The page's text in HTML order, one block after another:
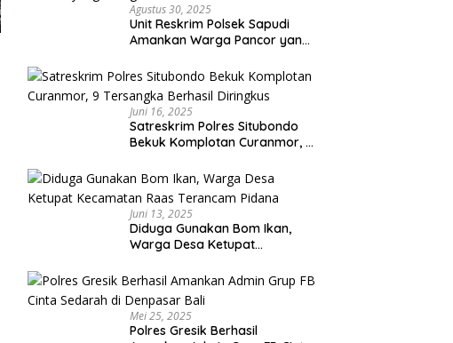
Agustus 30, 2025
Unit Reskrim Polsek Sapudi
Amankan Warga Pancor yang
Juni 16, 2025
Satreskrim Polres Situbondo
Bekuk Komplotan Curanmor, 9
Juni 13, 2025
Diduga Gunakan Bom Ikan,
Warga Desa Ketupat
Pidana
Mei 25, 2025
Polres Gresik Berhasil